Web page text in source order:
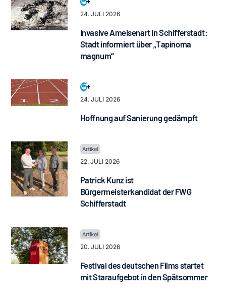
24. JULI 2026
Invasive Ameisenart in Schifferstadt:
Stadt informiert über „Tapinoma
magnum“
24. JULI 2026
Hoffnung auf Sanierung gedämpft
22. JULI 2026
Patrick Kunz ist
Bürgermeisterkandidat der FWG
Schifferstadt
20. JULI 2026
Festival des deutschen Films startet
mit Staraufgebot in den Spätsommer